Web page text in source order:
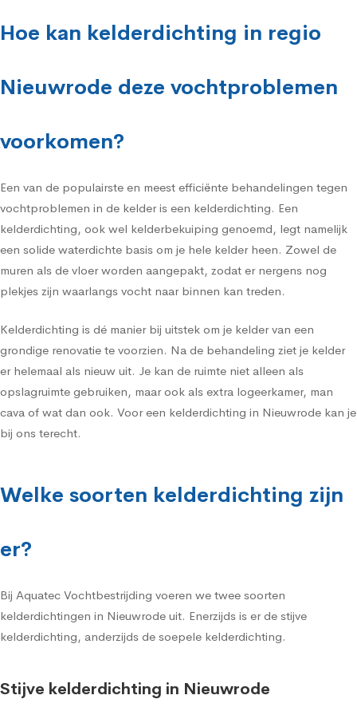
Hoe kan kelderdichting in regio
Nieuwrode deze vochtproblemen
voorkomen?
Een van de populairste en meest efficiënte behandelingen tegen
vochtproblemen in de kelder is een kelderdichting. Een
kelderdichting, ook wel kelderbekuiping genoemd, legt namelijk
een solide waterdichte basis om je hele kelder heen. Zowel de
muren als de vloer worden aangepakt, zodat er nergens nog
plekjes zijn waarlangs vocht naar binnen kan treden.
Kelderdichting is dé manier bij uitstek om je kelder van een
grondige renovatie te voorzien. Na de behandeling ziet je kelder
er helemaal als nieuw uit. Je kan de ruimte niet alleen als
opslagruimte gebruiken, maar ook als extra logeerkamer, man
cava of wat dan ook. Voor een kelderdichting in Nieuwrode kan je
bij ons terecht.
Welke soorten kelderdichting zijn
er?
Bij Aquatec Vochtbestrijding voeren we twee soorten
kelderdichtingen in Nieuwrode uit. Enerzijds is er de stijve
kelderdichting, anderzijds de soepele kelderdichting.
Stijve kelderdichting in Nieuwrode